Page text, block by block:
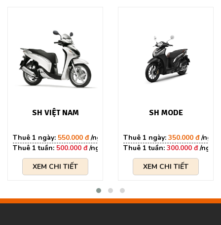
SH VIỆT NAM
550.000 đ
500.000 đ
XEM CHI TIẾT
SH MODE
350.000 đ
300.000 đ
XEM CHI TIẾT